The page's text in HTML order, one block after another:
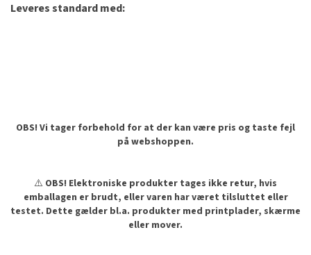
Leveres standard med:
OBS! Vi tager forbehold for at der kan være pris og taste fejl
på webshoppen.
⚠️ OBS! Elektroniske produkter tages ikke retur, hvis
emballagen er brudt, eller varen har været tilsluttet eller
testet. Dette gælder bl.a. produkter med printplader, skærme
eller mover.